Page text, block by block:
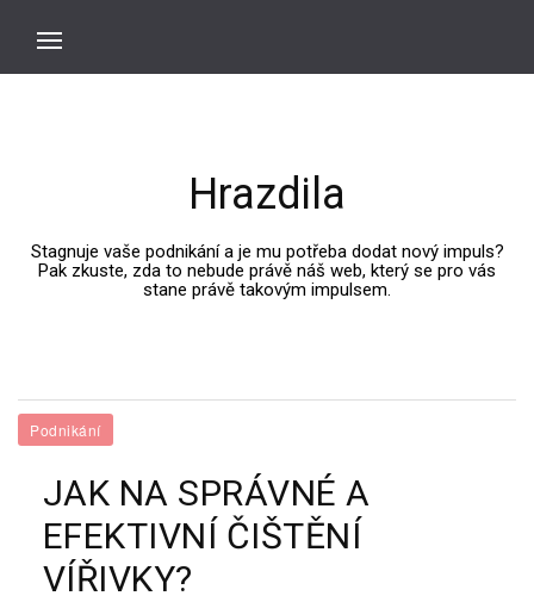
Hrazdila
Stagnuje vaše podnikání a je mu potřeba dodat nový impuls?
Pak zkuste, zda to nebude právě náš web, který se pro vás
stane právě takovým impulsem.
Podnikání
JAK NA SPRÁVNÉ A
EFEKTIVNÍ ČIŠTĚNÍ
VÍŘIVKY?